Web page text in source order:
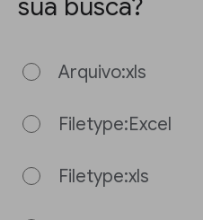
sua busca?
Arquivo:xls
Filetype:Excel
Filetype:xls